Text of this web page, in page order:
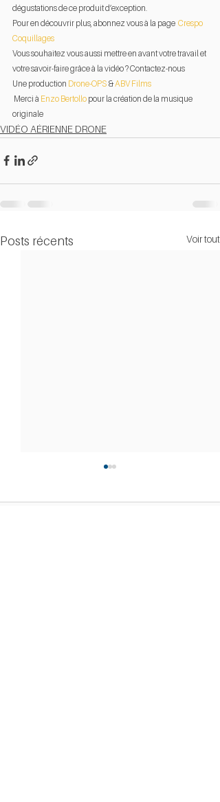
dégustations de ce produit d’exception.
Pour en découvrir plus, abonnez vous à la page Crespo
Coquillages
Vous souhaitez vous aussi mettre en avant votre travail et
votre savoir-faire grâce à la vidéo ? Contactez-nous
Une production Drone-OPS & ABV Films
Merci à Enzo Bertollo pour la création de la musique
originale
VIDÉO AÉRIENNE DRONE
Posts récents Voir tout